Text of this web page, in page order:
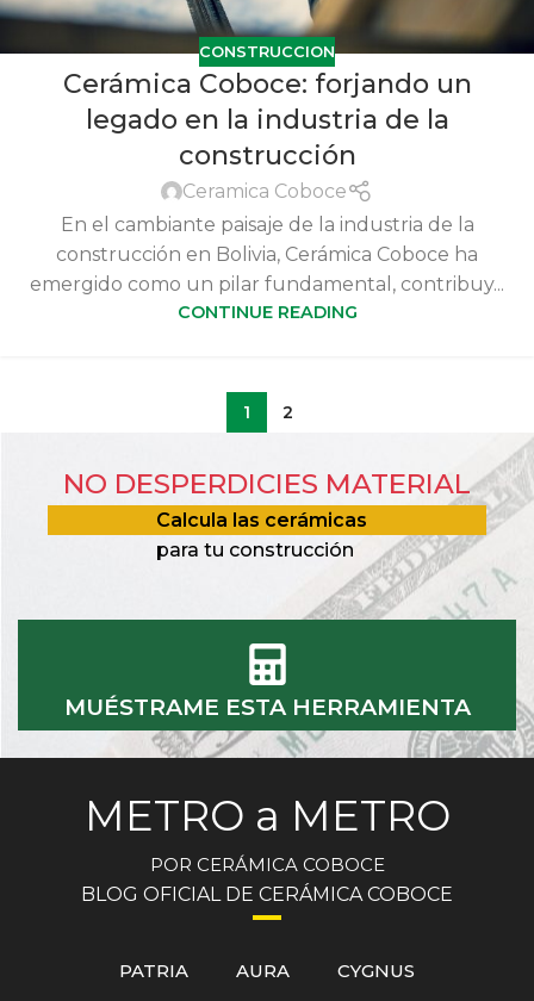
CONSTRUCCION
Cerámica Coboce: forjando un
legado en la industria de la
construcción
Ceramica Coboce
En el cambiante paisaje de la industria de la
construcción en Bolivia, Cerámica Coboce ha
emergido como un pilar fundamental, contribuy...
CONTINUE READING
1 2
NO DESPERDICIES MATERIAL
Calcula las cerámicas
para tu construcción
MUÉSTRAME ESTA HERRAMIENTA
METRO a METRO
POR CERÁMICA COBOCE
BLOG OFICIAL DE CERÁMICA COBOCE
PATRIA AURA CYGNUS